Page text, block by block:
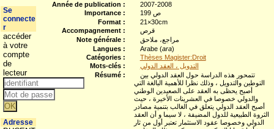
Année de publication :
2007-2008
Importance :
199 ص
Format :
21×30cm
Accompagnement :
قرص
Note générale :
مراجع، ملاحق
Langues :
Arabe (ara)
Catégories :
Thèses Magister:Droit
Mots-clés :
التدويل ، العقد الدولي
Résumé :
تتمحور هذه الدراسة حول العقد الدولي بين
التوطين والتدويل ، وذلك نظرا للأهمية البالغة التي
أصبح يحظى به العقد على الصعيدين الوطني
والدولي خصوصا في العشرينات الأخيرة ، حيث
أصبح العقد الدولي يتعلق في الغالب بتنمية مصادر
الثروة الطبيعية للدول المضيفة ، لا سيما و أن العقد
الدولي وخصوصا عقود الاستثمار تعتبر أول من ثار
Se
connecte
r
accéder
à votre
compte
de
lecteur
Adresse